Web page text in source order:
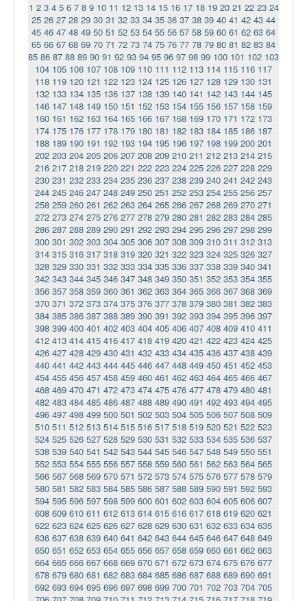
1 2 3 4 5 6 7 8 9 10 11 12 13 14 15 16 17 18 19 20 21 22 23 24
25 26 27 28 29 30 31 32 33 34 35 36 37 38 39 40 41 42 43 44
45 46 47 48 49 50 51 52 53 54 55 56 57 58 59 60 61 62 63 64
65 66 67 68 69 70 71 72 73 74 75 76 77 78 79 80 81 82 83 84
85 86 87 88 89 90 91 92 93 94 95 96 97 98 99 100 101 102 103
104 105 106 107 108 109 110 111 112 113 114 115 116 117
118 119 120 121 122 123 124 125 126 127 128 129 130 131
132 133 134 135 136 137 138 139 140 141 142 143 144 145
146 147 148 149 150 151 152 153 154 155 156 157 158 159
160 161 162 163 164 165 166 167 168 169 170 171 172 173
174 175 176 177 178 179 180 181 182 183 184 185 186 187
188 189 190 191 192 193 194 195 196 197 198 199 200 201
202 203 204 205 206 207 208 209 210 211 212 213 214 215
216 217 218 219 220 221 222 223 224 225 226 227 228 229
230 231 232 233 234 235 236 237 238 239 240 241 242 243
244 245 246 247 248 249 250 251 252 253 254 255 256 257
258 259 260 261 262 263 264 265 266 267 268 269 270 271
272 273 274 275 276 277 278 279 280 281 282 283 284 285
286 287 288 289 290 291 292 293 294 295 296 297 298 299
300 301 302 303 304 305 306 307 308 309 310 311 312 313
314 315 316 317 318 319 320 321 322 323 324 325 326 327
328 329 330 331 332 333 334 335 336 337 338 339 340 341
342 343 344 345 346 347 348 349 350 351 352 353 354 355
356 357 358 359 360 361 362 363 364 365 366 367 368 369
370 371 372 373 374 375 376 377 378 379 380 381 382 383
384 385 386 387 388 389 390 391 392 393 394 395 396 397
398 399 400 401 402 403 404 405 406 407 408 409 410 411
412 413 414 415 416 417 418 419 420 421 422 423 424 425
426 427 428 429 430 431 432 433 434 435 436 437 438 439
440 441 442 443 444 445 446 447 448 449 450 451 452 453
454 455 456 457 458 459 460 461 462 463 464 465 466 467
468 469 470 471 472 473 474 475 476 477 478 479 480 481
482 483 484 485 486 487 488 489 490 491 492 493 494 495
496 497 498 499 500 501 502 503 504 505 506 507 508 509
510 511 512 513 514 515 516 517 518 519 520 521 522 523
524 525 526 527 528 529 530 531 532 533 534 535 536 537
538 539 540 541 542 543 544 545 546 547 548 549 550 551
552 553 554 555 556 557 558 559 560 561 562 563 564 565
566 567 568 569 570 571 572 573 574 575 576 577 578 579
580 581 582 583 584 585 586 587 588 589 590 591 592 593
594 595 596 597 598 599 600 601 602 603 604 605 606 607
608 609 610 611 612 613 614 615 616 617 618 619 620 621
622 623 624 625 626 627 628 629 630 631 632 633 634 635
636 637 638 639 640 641 642 643 644 645 646 647 648 649
650 651 652 653 654 655 656 657 658 659 660 661 662 663
664 665 666 667 668 669 670 671 672 673 674 675 676 677
678 679 680 681 682 683 684 685 686 687 688 689 690 691
692 693 694 695 696 697 698 699 700 701 702 703 704 705